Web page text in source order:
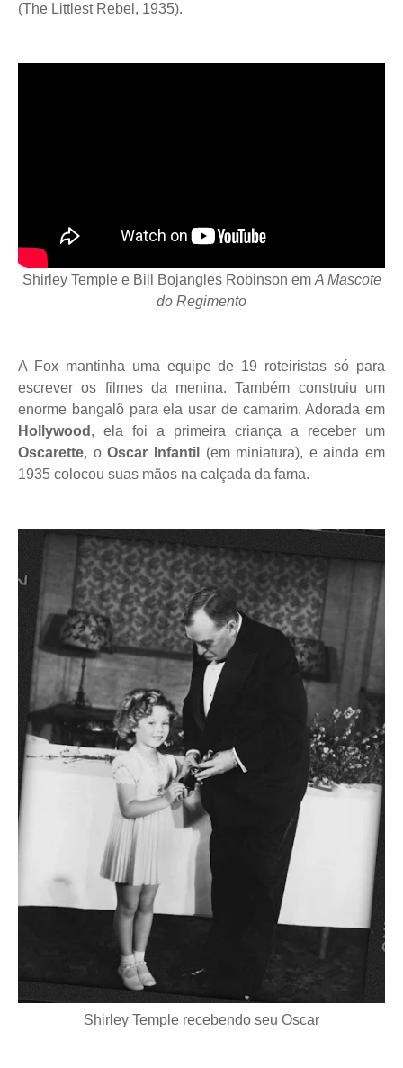
(The Littlest Rebel, 1935).
Shirley Temple e Bill Bojangles Robinson em A Mascote
do Regimento
A Fox mantinha uma equipe de 19 roteiristas só para
escrever os filmes da menina. Também construiu um
enorme bangalô para ela usar de camarim. Adorada em
Hollywood , ela foi a primeira criança a receber um
Oscarette, oOscar Infantil
(em miniatura), e ainda em
1935 colocou suas mãos na calçada da fama.
Shirley Temple recebendo seu Oscar